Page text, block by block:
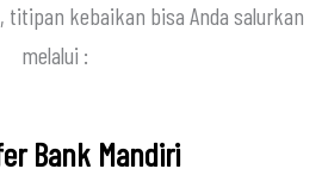
titipan kebaikan bisa Anda salurkan
melalui :
Bank Mandiri